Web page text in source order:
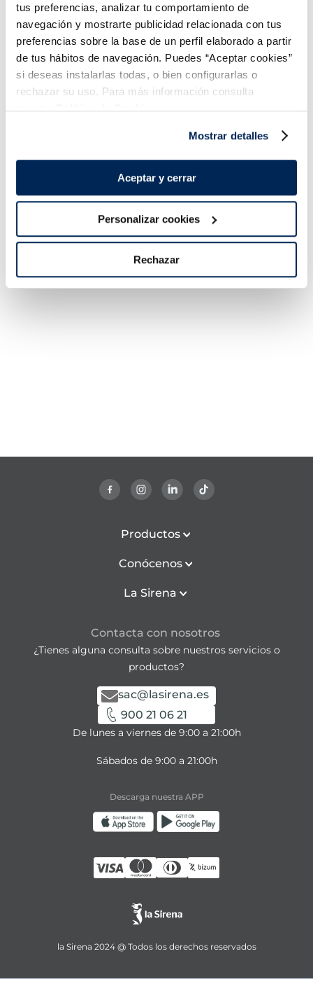
tus preferencias, analizar tu comportamiento de
navegación y mostrarte publicidad relacionada con tus
preferencias sobre la base de un perfil elaborado a partir
de tus hábitos de navegación. Puedes “Aceptar cookies”
si deseas instalarlas todas, o bien configurarlas o
rechazar su uso. Para más información consulta
nuestraPolítica de Cookies.
Mostrar detalles
Aceptar y cerrar
Personalizar cookies
Rechazar
Pizza La Súper fina
Pizza La Súper fina
Prosciutto
Añadir
Productos
Conócenos
La Sirena
Contacta con nosotros
¿Tienes alguna consulta sobre nuestros servicios o
productos?
sac@lasirena.es
900 21 06 21
De lunes a viernes de 9:00 a 21:00h
Sábados de 9:00 a 21:00h
Descarga nuestra APP
la Sirena 2024 @ Todos los derechos reservados